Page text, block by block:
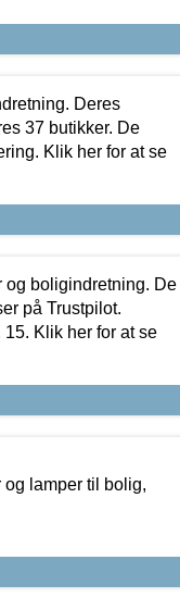
Deres
37 butikker. De
Klik her for at se
og boligindretning. De
på Trustpilot.
Klik her for at se
og lamper til bolig,